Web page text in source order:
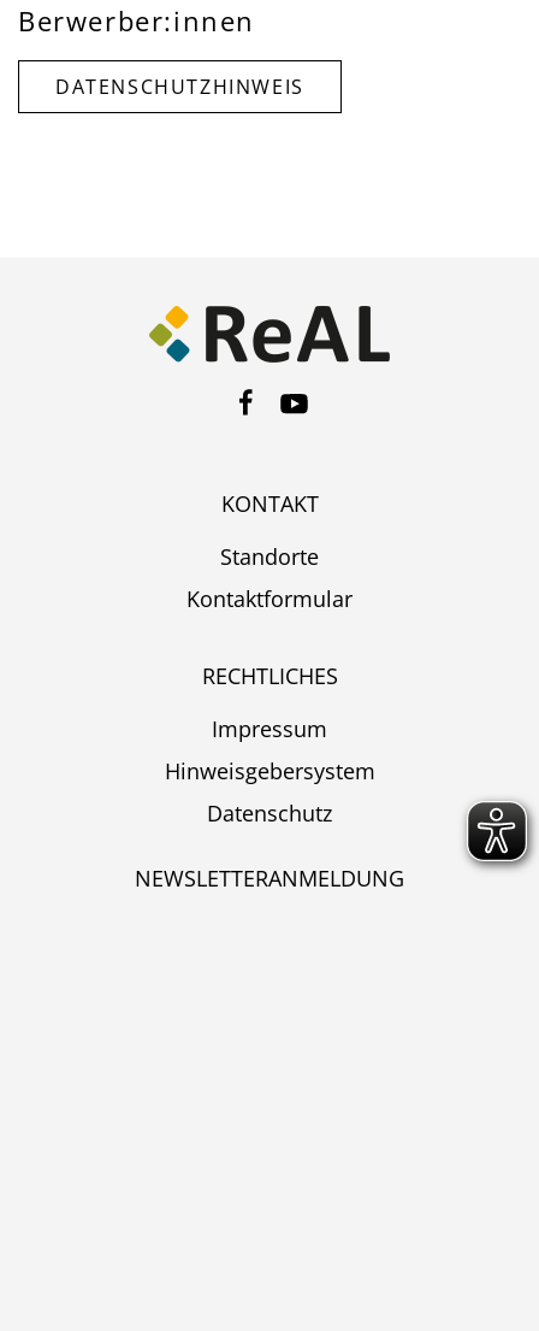
Berwerber:innen
DATENSCHUTZHINWEIS
KONTAKT
Standorte
Kontaktformular
RECHTLICHES
Impressum
Hinweisgebersystem
Datenschutz
NEWSLETTERANMELDUNG